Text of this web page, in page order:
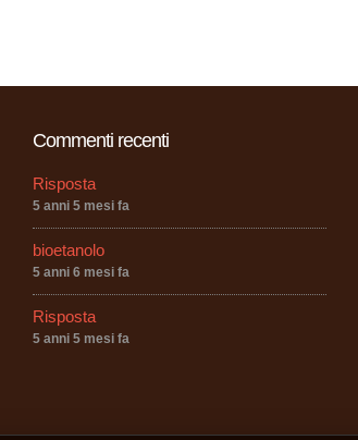
Commenti recenti
Risposta
5 anni 5 mesi fa
bioetanolo
5 anni 6 mesi fa
Risposta
5 anni 5 mesi fa